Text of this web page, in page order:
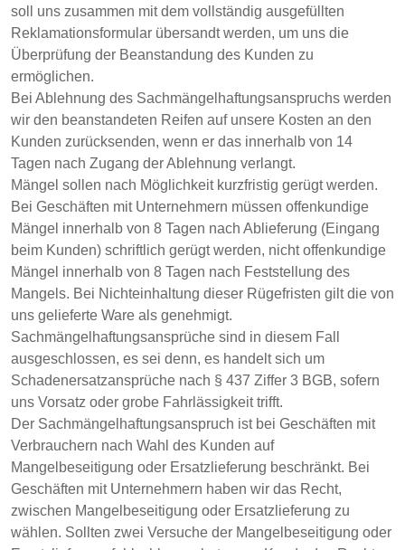
soll uns zusammen mit dem vollständig ausgefüllten
Reklamationsformular übersandt werden, um uns die
Überprüfung der Beanstandung des Kunden zu
ermöglichen.
Bei Ablehnung des Sachmängelhaftungsanspruchs werden
wir den beanstandeten Reifen auf unsere Kosten an den
Kunden zurücksenden, wenn er das innerhalb von 14
Tagen nach Zugang der Ablehnung verlangt.
Mängel sollen nach Möglichkeit kurzfristig gerügt werden.
Bei Geschäften mit Unternehmern müssen offenkundige
Mängel innerhalb von 8 Tagen nach Ablieferung (Eingang
beim Kunden) schriftlich gerügt werden, nicht offenkundige
Mängel innerhalb von 8 Tagen nach Feststellung des
Mangels. Bei Nichteinhaltung dieser Rügefristen gilt die von
uns gelieferte Ware als genehmigt.
Sachmängelhaftungsansprüche sind in diesem Fall
ausgeschlossen, es sei denn, es handelt sich um
Schadenersatzansprüche nach § 437 Ziffer 3 BGB, sofern
uns Vorsatz oder grobe Fahrlässigkeit trifft.
Der Sachmängelhaftungsanspruch ist bei Geschäften mit
Verbrauchern nach Wahl des Kunden auf
Mangelbeseitigung oder Ersatzlieferung beschränkt. Bei
Geschäften mit Unternehmern haben wir das Recht,
zwischen Mangelbeseitigung oder Ersatzlieferung zu
wählen. Sollten zwei Versuche der Mangelbeseitigung oder